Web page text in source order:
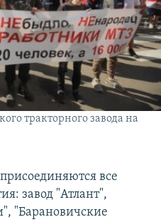
тракторного завода на
все
завод "Атлант",
"Барановичские